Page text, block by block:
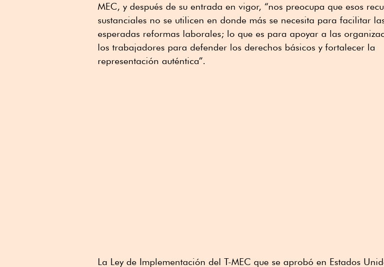
MEC, y después de su entrada en vigor, “nos preocupa que esos
sustanciales no se utilicen en donde más se necesita para facilitar
esperadas reformas laborales; lo que es para apoyar a las
los trabajadores para defender los derechos básicos y fortalecer la
representación auténtica”.
La Ley de Implementación del T-MEC que se aprobó en Estados